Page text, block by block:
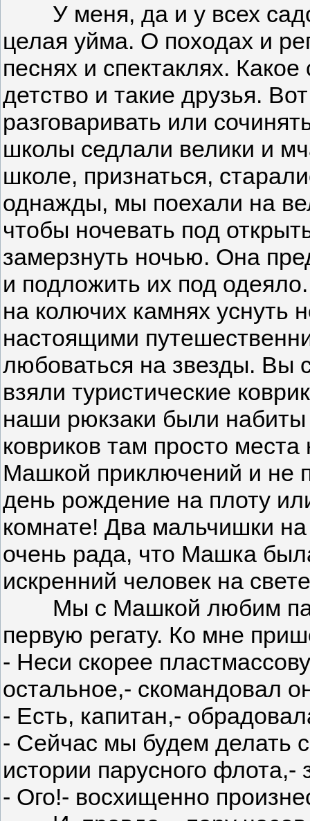
У меня, да и у всех
целая уйма. О походах и
песнях и спектаклях.
детство и такие друзья.
разговаривать или
школы седлали велики и
школе, признаться,
однажды, мы поехали на
чтобы ночевать под
замерзнуть ночью. Она
и подложить их под
на колючих камнях уснуть
настоящими
любоваться на звезды. Вы
взяли туристические
наши рюкзаки были
ковриков там просто
Машкой приключений и не
день рождение на плоту
комнате! Два мальчишки
очень рада, что Машка
искренний человек на
Мы с Машкой любим
первую регату. Ко мне
- Неси скорее
остальное,- скомандовал
- Есть, капитан,-
- Сейчас мы будем делать
истории парусного
- Ого!- восхищенно